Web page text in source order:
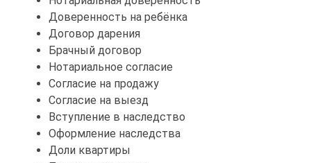
Доверенность на ребёнка
Договор дарения
Брачный договор
Нотариальное согласие
Согласие на продажу
Согласие на выезд
Вступление в наследство
Оформление наследства
Доли квартиры